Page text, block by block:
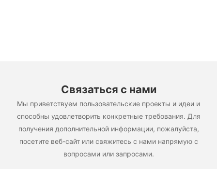
Связаться с нами
Мы приветствуем пользовательские проекты и идеи и
способны удовлетворить конкретные требования. Для
получения дополнительной информации, пожалуйста,
посетите веб-сайт или свяжитесь с нами напрямую с
вопросами или запросами.